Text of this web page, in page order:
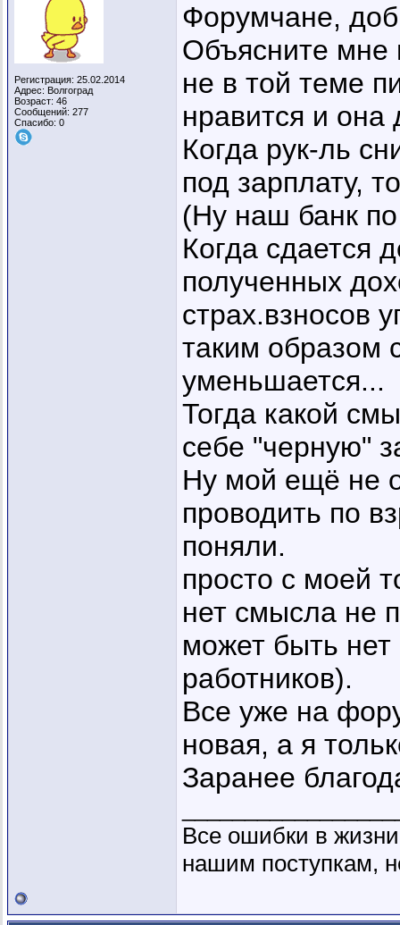
Регистрация: 25.02.2014
Адрес: Волгоград
Возраст: 46
Сообщений: 277
Спасибо: 0
Форумчане,
Объясните мне
не в той теме
нравится и она
Когда рук-ль
под зарплату,
(Ну наш банк
Когда сдается
полученных
страх.взносов
таким образом
уменьшается...
Тогда какой
себе "черную"
Ну мой ещё не
проводить по
поняли.
просто с моей
нет смысла не
может быть нет
работников).
Все уже на
новая, а я
Заранее
Все ошибки в
нашим поступкам,